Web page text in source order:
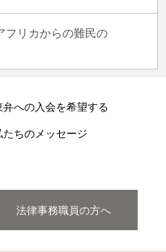
フリカからの難民の
弁への入会を希望する
たちのメッセージ
法律事務職員の方へ